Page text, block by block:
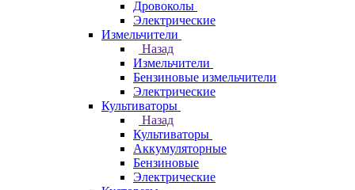
Дровоколы
Электрические
Измельчители
Назад
Измельчители
Бензиновые измельчители
Электрические
Культиваторы
Назад
Культиваторы
Аккумуляторные
Бензиновые
Электрические